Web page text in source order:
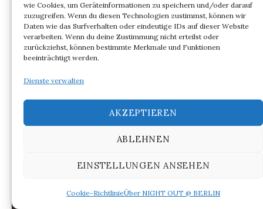
wie Cookies, um Geräteinformationen zu speichern und/oder darauf
zuzugreifen. Wenn du diesen Technologien zustimmst, können wir
Daten wie das Surfverhalten oder eindeutige IDs auf dieser Website
verarbeiten. Wenn du deine Zustimmung nicht erteilst oder
zurückziehst, können bestimmte Merkmale und Funktionen
beeinträchtigt werden.
Dienste verwalten
AKZEPTIEREN
ABLEHNEN
EINSTELLUNGEN ANSEHEN
Cookie-RichtlinieÜber NIGHT OUT @ BERLIN
Technology (MIT), der 1957Syntactic Structures,
gefolgt 1965 vonAspects of the Theory of Syntax
nicht zuletzt als strukturtheoretische Grundlage
für Maschinenübersetzung und -literatur